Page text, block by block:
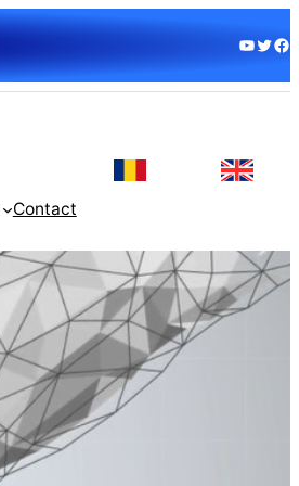
YouTube Twitter Facebook
Contact